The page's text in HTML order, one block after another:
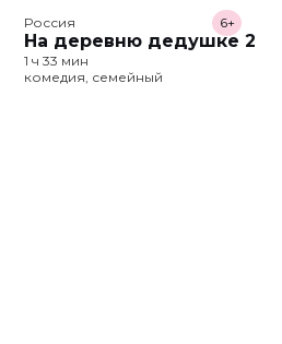
Россия
На деревню дедушке 2
6+
1 ч 33 мин
комедия, семейный